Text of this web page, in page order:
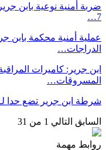
ضربة أمنية نوعية بابن
7…
عملية أمنية محكمة
الدراجات…
ابن جرير: كاميرات
المسروقات…
شرطة ابن جرير تضع حدا
السابق التالي 1 من 31
روابط مهمة